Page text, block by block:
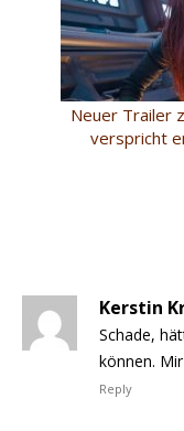
Neuer Trailer
verspricht
Kerstin
Schade,
können.
Reply